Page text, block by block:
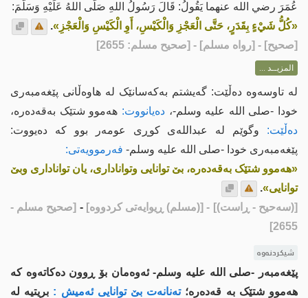
عُمَرَ رضي الله عنهما يَقُولُ: قَالَ رَسُولُ اللهِ صَلَّى اللهُ عَلَيْهِ وَسَلَّمَ:
«كُلُّ شَيْءٍ بِقَدَرٍ، حَتَّى الْعَجْزِ وَالْكَيْسِ، أَوِ الْكَيْسِ وَالْعَجْزِ».
[صحيح] - [رواه مسلم] - [صحيح مسلم: 2655]
المزيــد ...
لە تاوسەوە دەڵێت: گەیشتم بەکەسانێک لە هاوەڵانى پێغەمبەری
خودا -صلى اللە علیە وسلم-، دەیانووت: هەموو شتێک بەقەدەرە،
دەڵێت: وگوێم لە عبداللەی کوڕی عومەر بوو کە دەیووت:
پێغەمبەری خودا -صلى اللە علیە وسلم- فەرموویەتی:
«هەموو شتێک بەقەدەرە، بێ توانایی وتواناداری، یان تواناداری وبێ
توانایی».
[(سەحیح - ڕاست)] - [(مسلم) ڕیوایەتی كردووە] - [صحيح مسلم -
2655]
شیکردنەوە
پێغەمبەر -صلى اللە علیە وسلم- ئەوەمان بۆ ڕوون دەکاتەوە کە
هەموو شتێک بە قەدەرە؛ تەنانەت بێ توانایی ئەمیش : بریتیە لە